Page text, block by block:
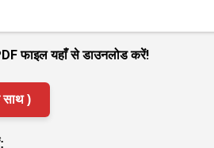
फाइल यहाँ से डाउनलोड करें!
साथ )